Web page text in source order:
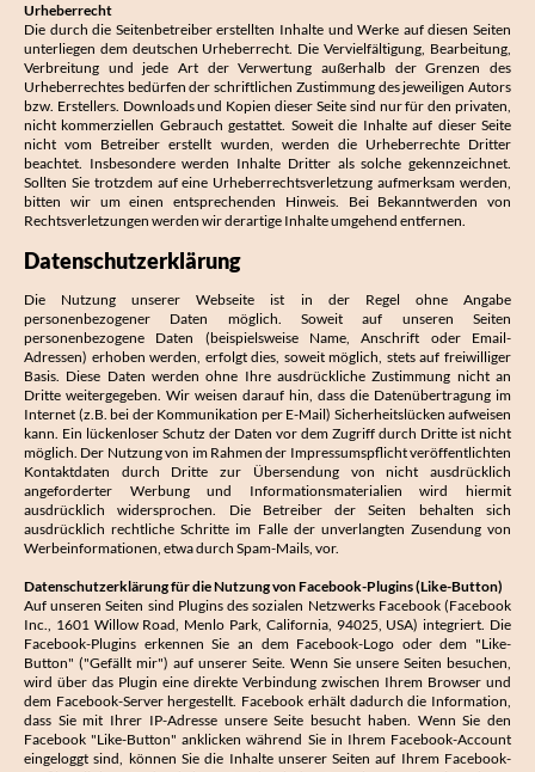
Urheberrecht
Die durch die Seitenbetreiber erstellten Inhalte und Werke auf diesen Seiten
unterliegen dem deutschen Urheberrecht. Die Vervielfältigung, Bearbeitung,
Verbreitung und jede Art der Verwertung außerhalb der Grenzen des
Urheberrechtes bedürfen der schriftlichen Zustimmung des jeweiligen Autors
bzw. Erstellers. Downloads und Kopien dieser Seite sind nur für den privaten,
nicht kommerziellen Gebrauch gestattet. Soweit die Inhalte auf dieser Seite
nicht vom Betreiber erstellt wurden, werden die Urheberrechte Dritter
beachtet. Insbesondere werden Inhalte Dritter als solche gekennzeichnet.
Sollten Sie trotzdem auf eine Urheberrechtsverletzung aufmerksam werden,
bitten wir um einen entsprechenden Hinweis. Bei Bekanntwerden von
Rechtsverletzungen werden wir derartige Inhalte umgehend entfernen.
Datenschutzerklärung
Die Nutzung unserer Webseite ist in der Regel ohne Angabe
personenbezogener Daten möglich. Soweit auf unseren Seiten
personenbezogene Daten (beispielsweise Name, Anschrift oder Email-
Adressen) erhoben werden, erfolgt dies, soweit möglich, stets auf freiwilliger
Basis. Diese Daten werden ohne Ihre ausdrückliche Zustimmung nicht an
Dritte weitergegeben. Wir weisen darauf hin, dass die Datenübertragung im
Internet (z.B. bei der Kommunikation per E-Mail) Sicherheitslücken aufweisen
kann. Ein lückenloser Schutz der Daten vor dem Zugriff durch Dritte ist nicht
möglich. Der Nutzung von im Rahmen der Impressumspflicht veröffentlichten
Kontaktdaten durch Dritte zur Übersendung von nicht ausdrücklich
angeforderter Werbung und Informationsmaterialien wird hiermit
ausdrücklich widersprochen. Die Betreiber der Seiten behalten sich
ausdrücklich rechtliche Schritte im Falle der unverlangten Zusendung von
Werbeinformationen, etwa durch Spam-Mails, vor.
Datenschutzerklärung für die Nutzung von Facebook-Plugins (Like-Button)
Auf unseren Seiten sind Plugins des sozialen Netzwerks Facebook (Facebook
Inc., 1601 Willow Road, Menlo Park, California, 94025, USA) integriert. Die
Facebook-Plugins erkennen Sie an dem Facebook-Logo oder dem "Like-
Button" ("Gefällt mir") auf unserer Seite. Wenn Sie unsere Seiten besuchen,
wird über das Plugin eine direkte Verbindung zwischen Ihrem Browser und
dem Facebook-Server hergestellt. Facebook erhält dadurch die Information,
dass Sie mit Ihrer IP-Adresse unsere Seite besucht haben. Wenn Sie den
Facebook "Like-Button" anklicken während Sie in Ihrem Facebook-Account
eingeloggt sind, können Sie die Inhalte unserer Seiten auf Ihrem Facebook-